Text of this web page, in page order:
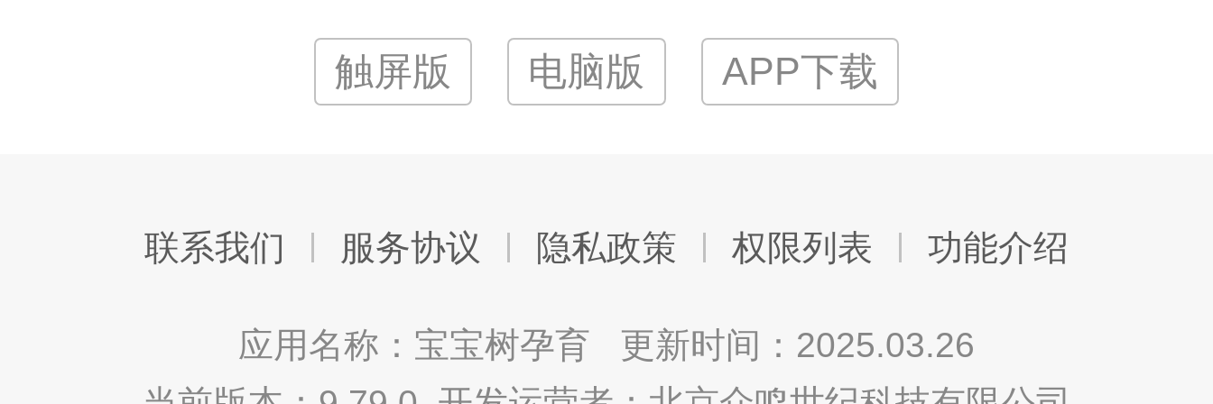
触屏版 电脑版 APP下载
联系我们 服务协议 隐私政策 权限列表 功能介绍
应用名称：宝宝树孕育 更新时间：2025.03.26